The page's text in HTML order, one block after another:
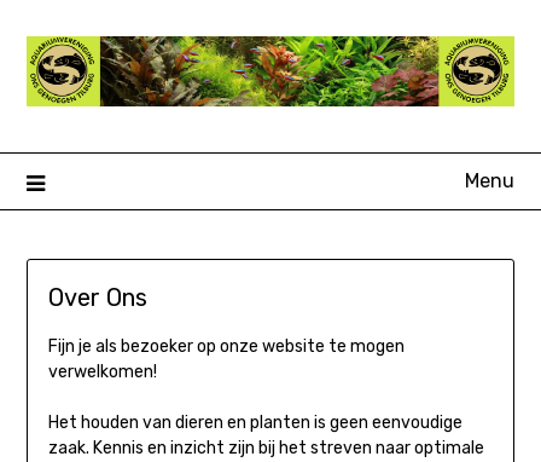
naar
inhoud
Menu
Over Ons
Fijn je als bezoeker op onze website te mogen
verwelkomen!
Het houden van dieren en planten is geen eenvoudige
zaak. Kennis en inzicht zijn bij het streven naar optimale